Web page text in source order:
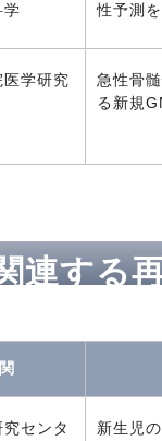
学
性予測
学研究
急性骨
る新規
連する
センタ
新生児